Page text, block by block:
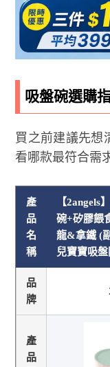
吸盤碗選購
買之前建議先想
看哪款最符合需
產
品
名
稱
【2angels
碗+矽膠餵
龍&拿鐵 (
兒寶寶吸
品
牌
產
品